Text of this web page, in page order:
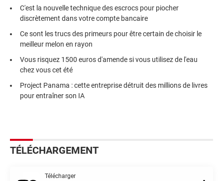
C'est la nouvelle technique des escrocs pour piocher
discrètement dans votre compte bancaire
Ce sont les trucs des primeurs pour être certain de choisir le
meilleur melon en rayon
Vous risquez 1500 euros d'amende si vous utilisez de l'eau
chez vous cet été
Project Panama : cette entreprise détruit des millions de livres
pour entraîner son IA
TÉLÉCHARGEMENT
Télécharger